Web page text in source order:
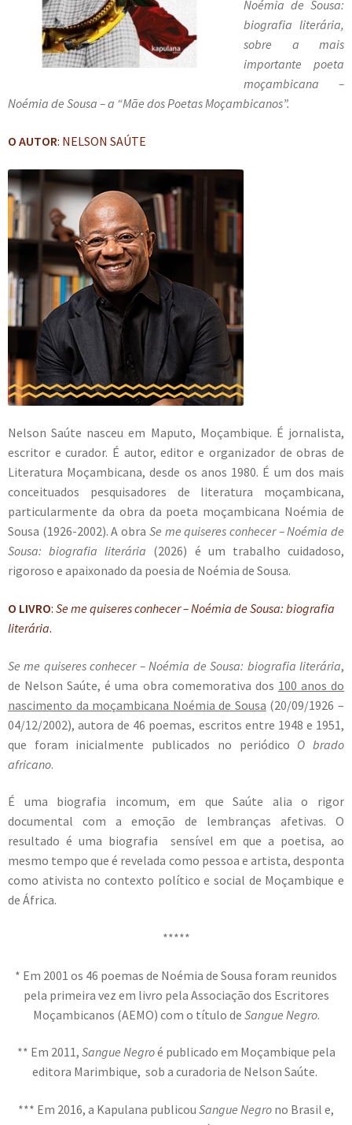
t
e
e
n
t
e
e
n
d
e
n
t
Noémia de Sousa:
biografia literária,
sobre a mais
importante poeta
moçambicana –
Noémia de Sousa – a “Mãe dos Poetas Moçambicanos”.
O AUTOR: NELSON SAÚTE
Nelson Saúte nasceu em Maputo, Moçambique. É jornalista,
escritor e curador. É autor, editor e organizador de obras de
Literatura Moçambicana, desde os anos 1980. É um dos mais
conceituados pesquisadores de literatura moçambicana,
particularmente da obra da poeta moçambicana Noémia de
Sousa (1926-2002). A obra Se me quiseres conhecer – Noémia de
Sousa: biografia literária (2026) é um trabalho cuidadoso,
rigoroso e apaixonado da poesia de Noémia de Sousa.
O LIVRO: Se me quiseres conhecer – Noémia de Sousa: biografia
literária.
Se me quiseres conhecer – Noémia de Sousa: biografia literária,
de Nelson Saúte, é uma obra comemorativa dos 100 anos do
nascimento da moçambicana Noémia de Sousa (20/09/1926 –
04/12/2002), autora de 46 poemas, escritos entre 1948 e 1951,
que foram inicialmente publicados no periódico O brado
africano.
É uma biografia incomum, em que Saúte alia o rigor
documental com a emoção de lembranças afetivas. O
resultado é uma biografia sensível em que a poetisa, ao
mesmo tempo que é revelada como pessoa e artista, desponta
como ativista no contexto político e social de Moçambique e
de África.
*****
* Em 2001 os 46 poemas de Noémia de Sousa foram reunidos
pela primeira vez em livro pela Associação dos Escritores
Moçambicanos (AEMO) com o título de Sangue Negro.
** Em 2011, Sangue Negroé publicado em Moçambique pela
editora Marimbique, sob a curadoria de Nelson Saúte.
*** Em 2016, a Kapulana publicou Sangue Negro no Brasil e,